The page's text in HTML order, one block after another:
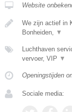
Website
We zijn actief in
Bonheiden,
▼
Luchthaven
vervoer, VIP ▼
Openingstijden
Sociale media: